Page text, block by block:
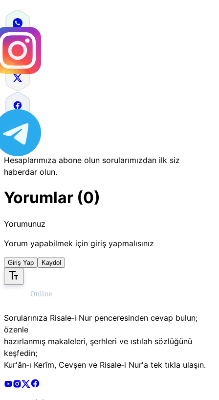
Hesaplarımıza abone olun sorularımızdan ilk siz
haberdar olun.
Yorumlar (0)
Yorumunuz
Yorum yapabilmek için giriş yapmalısınız
Giriş Yap Kaydol
Sorularınıza Risale‑i Nur penceresinden cevap bulun;
özenle
hazırlanmış makaleleri, şerhleri ve ıstılah sözlüğünü
keşfedin;
Kur'ân‑ı Kerîm, Cevşen ve Risale‑i Nur'a tek tıkla ulaşın.
Risale Online Youtube Hesabı
Risale Online Instagram Hesabı
Risale Online X Hesabı